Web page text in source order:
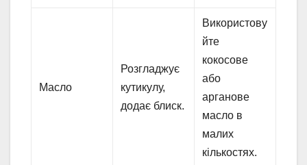
Масло
Розгладжує
кутикулу,
додає блиск.
Використову
йте
кокосове
або
арганове
масло в
малих
кількостях.